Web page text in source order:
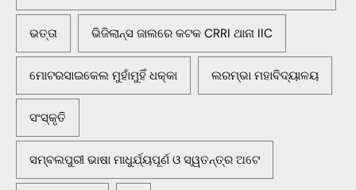
ଭତ୍ତା ଭିଜିଲାନ୍ସ ଜାଲରେ କଟକ CRRI ଥାନା IIC
ମୋଟରସାଇକେଲ ମୁହାଁମୁହିଁ ଧକ୍କା ଲରମ୍ଭା ମହାବିଦ୍ୟାଳୟ
ସଂସ୍କୃତି
ସମ୍ବଲପୁରୀ ଭାଷା ମାଧୁର୍ଯ୍ୟପୂର୍ଣ ଓ ସ୍ୱତନ୍ତ୍ର ଅଟେ